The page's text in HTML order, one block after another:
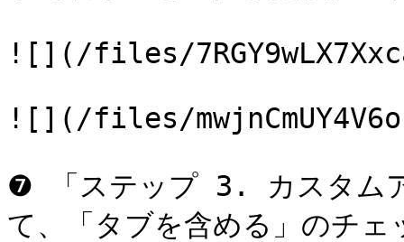
![](/files/
![](/files/
❼ 「ステップ 3. カスタム
て、「タブを含める」のチ